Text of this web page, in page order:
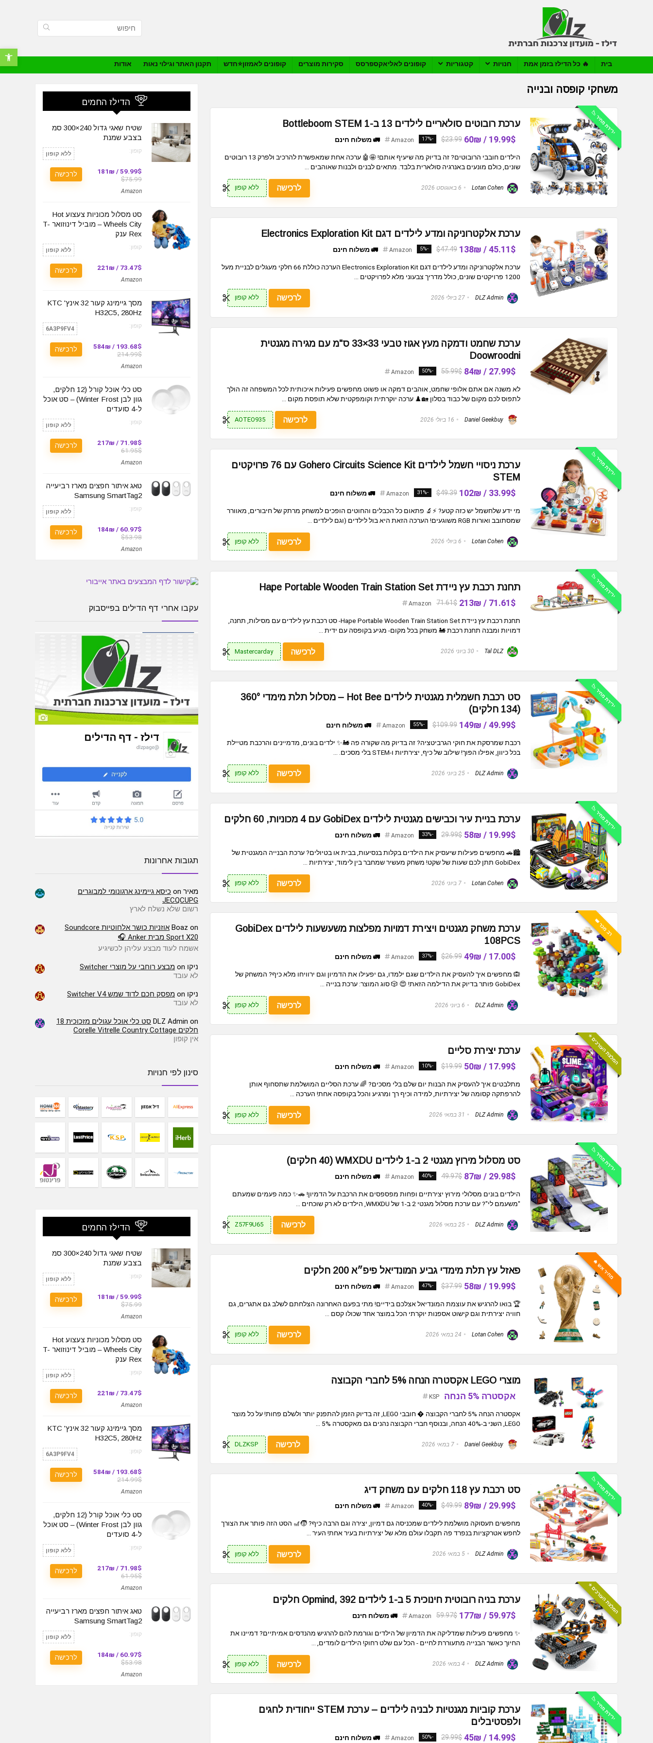
פתח
בית 🔥 כל הדילז בזמן אמת חנויות קטגוריות קופונים לאליאקספרסס סקירות מוצרים קופונים לאמזון⭐️חדש תקנון האתר וגילוי נאות אודות
משחקי קופסה ובנייה
ירידת מחיר 📉 ערכת רובוטים סולאריים לילדים 13 ב-1 Bottleboom STEM
19.99$ / 60₪
$23.99
-17%
Amazon 🚛 משלוח חינם
הילדים חובבי הרובוטים? זה בדיוק מה שיעיף אותם! 🤩🤖 ערכה אחת שמאפשרת להרכיב ולפרק 13 רובוטים
שונים, כולם מונעים באנרגיה סולארית בלבד. מתאים לבנים ולבנות שאוהבים ...
6 באוגוסט 2026 לרכישה ללא קופון
ערכת אלקטרוניקה ומדע לילדים דגם Electronics Exploration Kit
45.11$ / 138₪
$47.49
-5%
Amazon 🚛 משלוח חינם
ערכת אלקטרוניקה ומדע לילדים דגם Electronics Exploration Kit הערכה כוללת 66 חלקי מעגלים לבניית מעל
1200 פרויקטים שונים, כולל מדריך צבעוני מלא לפרויקטים ...
27 ביולי 2026 לרכישה ללא קופון
ערכת שחמט ודמקה מעץ אגוז טבעי 33×33 ס"מ עם מגירה מגנטית
Doowroodni
27.99$ / 84₪
55.99$
-50%
Amazon
לא משנה אם אתם אלופי שחמט, אוהבים דמקה או פשוט מחפשים פעילות איכותית לכל המשפחה זה הולך
לתפוס לכם מקום של כבוד בסלון 🏡♟️ ערכה יוקרתית וקומפקטית שלא תופסת מקום ...
16 ביולי 2026 לרכישה AOTEO935
ירידת מחיר 📉
ערכת ניסויי חשמל לילדים Gohero Circuits Science Kit עם 76 פרויקטים
STEM
33.99$ / 102₪
$49.39
-31%
Amazon 🚛 משלוח חינם
מי ידע שלחשמל יש כזה קטע? ⚡️🔬 פתאום כל הכבלים והחוטים הופכים למשחק מרתק של חיבורים, מאוורר
שמסתובב ואורות RGB משוגעים! הערכה הזאת היא בול לילדים (וגם לילדים ...
6 ביולי 2026 לרכישה ללא קופון
ירידת מחיר 📉 תחנת רכבת עץ ניידת Hape Portable Wooden Train Station Set
71.61$ / 213₪
71.61$
Amazon
תחנת רכבת עץ ניידת Hape Portable Wooden Train Station Set- סט רכבת עץ לילדים עם מסילות, תחנה,
דמויות ומבנה תחנת רכבת 🚂 משחק בכל מקום- מגיע בקופסה עם ידית ...
Tal DLZ 30 ביוני 2026 לרכישה Mastercarday
ירידת מחיר 📉
סט רכבת חשמלית מגנטית לילדים Hot Bee – מסלול תלת מימדי 360°
(134 חלקים)
49.99$ / 149₪
$109.99
-55%
Amazon 🚛 משלוח חינם
רכבת שמרסקת את חוקי הגרביטציה? זה בדיוק מה שקורה פה 🚂✨ ילדים בונים, מדמיינים והרכבת מטיילת
בכל כיוון, אפילו הפוך! שילוב של כיף, יצירתיות ו-STEM בלי מסכים. ...
25 ביוני 2026 לרכישה ללא קופון
ירידת מחיר 📉 ערכת בניית עיר וכבישים מגנטית לילדים GobiDex עם 4 מכוניות, 60 חלקים
19.99$ / 58₪
29.99$
-33%
Amazon 🚛 משלוח חינם
🏙️🚗 מחפשים פעילות שיעסיק את הילדים בקלות בנסיעות, בבית או בטיולים? ערכת הבנייה המגנטית של
GobiDex תתן לכם שעות של שקט! משחק מעשיר שמחבר בין לימוד, יצירתיות ...
7 ביוני 2026 לרכישה ללא קופון
רב מכר 👑
ערכת משחק מגנטים ויצירת דמויות מפלצות משעשעות לילדים GobiDex
108PCS
17.00$ / 49₪
$26.99
-37%
Amazon 🚛 משלוח חינם
🙉 מחפשים איך להעסיק את הילדים שגם ילמדו, גם יפעילו את הדמיון וגם ירוויחו מלא כיף? המשחק של
GobiDex פותר בדיוק את הדילמה הזאת! 😍 🎲 סוג המוצר: ערכת בנייה ...
6 ביוני 2026 לרכישה ללא קופון
המלצת העורכים ⭐️ ערכת יצירת סליים
17.99$ / 50₪
$19.99
-10%
Amazon 🚛 משלוח חינם
מתלבטים איך להעסיק את הבנות יום שלם בלי מסכים? 🌈 ערכת הסליים המושלמת שתסחוף אותן
להרפתקה קסומה של יצירתיות, למידה וכיף רך ומרגיע והכל בקופסה אחת! הערכה ...
31 במאי 2026 לרכישה ללא קופון
ירידת מחיר 📉 סט מסלול מירוץ מגנטי 2 ב-1 לילדים WMXDU (40 חלקים)
29.98$ / 87₪
49.97$
-40%
Amazon 🚛 משלוח חינם
הילדים בונים מסלולי מירוץ יצירתיים ופחות מפספסים את הרכבת על הדמיון! 🚗✨ כמה פעמים שמעתם
"משעמם לי"? עם ערכת מסלול מגנטי 2 ב-1 של WMXDU, הילדים לא רק שוכחים ...
25 במאי 2026 לרכישה Z57F9U65
מחיר אש 🔥 פאזל עץ תלת מימדי גביע המונדיאל פיפ״א 200 חלקים
19.99$ / 58₪
$37.99
-47%
Amazon 🚛 משלוח חינם
🏆 בואו להרגיש את עוצמת המונדיאל אצלכם בידיים! מתי בפעם האחרונה הצלחתם לשלב גם אתגרים, גם
חוויה יצירתית וגם קישוט אספנות יוקרתי הכל במוצר אחד שכולו קסם ...
24 במאי 2026 לרכישה ללא קופון
מוצרי LEGO אקסטרה הנחה 5% לחברי הקבוצה
אקסטרה 5% הנחה KSP
אקסטרה הנחה 5% לחברי הקבוצה � חובבי LEGO, זה בדיוק הזמן להתפנק יותר ולשלם פחות! על כל מוצר
LEGO, השני ב-40% הנחה, ובנוסף חברי הקבוצה נהנים גם מאקסטרה 5% ...
7 במאי 2026 לרכישה DLZKSP
ירידת מחיר 📉 סט רכבת עץ 118 חלקים עם משחק דיג
29.99$ / 89₪
$49.99
-40%
Amazon 🚛 משלוח חינם
מחפשים תעסוקה מושלמת לילדים שמכניסה גם דמיון, יצירה וגם הרבה כיף? 🧒🎢 הסט הזה פותר את הצורך
לחפש אטרקציות בנפרד פה תקבלו עולם מלא של יצירתיות בעיר אחת! העיר ...
5 במאי 2026 לרכישה ללא קופון
המלצת העורכים ⭐️ ערכת בניה רובוטית חינוכית 5 ב-1 לילדים Opmind, 392 חלקים
59.97$ / 177₪
59.97$
Amazon 🚛 משלוח חינם
✨ מחפשים פעילות שמדליקה את הדמיון של הילדים וגורמת להם להרגיש מהנדסים אמיתיים? דמיינו את
החיוך כאשר הבנייה מתעוררת לחיים - הכל עם שלט רחוק! הילדים לומדים, ...
4 במאי 2026 לרכישה ללא קופון
ירידת מחיר 📉
ערכת קוביות מגנטיות לבניה לילדים – ערכת STEM ייחודית לחגים
ולפסטיבלים
14.99$ / 45₪
29.99$
-50%
Amazon 🚛 משלוח חינם
הדילז החמים
שטיח שאגי גדול 240×300 סמ
בצבע שמנת
קופון: ללא קופון
59.99$ / 181₪
$75.99
Amazon
לרכישה
סט מסלול מכוניות צעצוע Hot
Wheels City – מוביל דינוזואר T-
Rex ענק
קופון: ללא קופון
73.47$ / 221₪
Amazon
לרכישה
מסך גיימינג קעור 32 אינץ' KTC
H32C5, 280Hz
קופון: 6A3P9FV4
193.68$ / 584₪
214.99$
Amazon
לרכישה
סט כלי אוכל קורל (12 חלקים,
גוון לבן Winter Frost) – סט אוכל
ל-4 סועדים
קופון: ללא קופון
71.98$ / 217₪
61.95$
Amazon
לרכישה
טאג איתור חפצים מארז רביעייה
Samsung SmartTag2
קופון: ללא קופון
60.97$ / 184₪
$53.98
Amazon
לרכישה
עקבו אחרי דף הדילים בפייסבוק
תגובות אחרונות
מאיר on כיסא גיימינג ארגונומי למבוגרים
JECQCUPG
רשום שלא נשלח לארץ
Boaz on
אוזניות כושר אלחוטיות Soundcore
Sport X20 מבית Anker 🎧
אשמח לעוד מבצע עליהן לכשיגיע
ניקו on מבצע רוחבי על מוצרי Switcher
לא עובד
ניקו on מפסק חכם לדוד שמש Switcher V4
לא עובד
DLZ Admin on
סט כלי אוכל עגולים מזכוכית 18
חלקים Corelle Vitrelle Country Cottage
אין קופון
סינון לפי חנויות
הדילז החמים
שטיח שאגי גדול 240×300 סמ
בצבע שמנת
קופון: ללא קופון
59.99$ / 181₪
$75.99
Amazon
לרכישה
סט מסלול מכוניות צעצוע Hot
Wheels City – מוביל דינוזואר T-
Rex ענק
קופון: ללא קופון
73.47$ / 221₪
Amazon
לרכישה
מסך גיימינג קעור 32 אינץ' KTC
H32C5, 280Hz
קופון: 6A3P9FV4
193.68$ / 584₪
214.99$
Amazon
לרכישה
סט כלי אוכל קורל (12 חלקים,
גוון לבן Winter Frost) – סט אוכל
ל-4 סועדים
קופון: ללא קופון
71.98$ / 217₪
61.95$
Amazon
לרכישה
טאג איתור חפצים מארז רביעייה
Samsung SmartTag2
קופון: ללא קופון
60.97$ / 184₪
$53.98
Amazon
לרכישה